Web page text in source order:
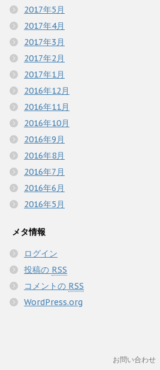
2017年5月
2017年4月
2017年3月
2017年2月
2017年1月
2016年12月
2016年11月
2016年10月
2016年9月
2016年8月
2016年7月
2016年6月
2016年5月
メタ情報
ログイン
投稿の RSS
コメントの RSS
WordPress.org
お問い合わせ